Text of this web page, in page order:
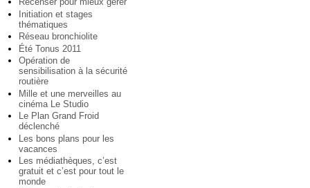
Initiation et stages
thématiques
Réseau bronchiolite
Été Tonus 2011
Opération de
sensibilisation à la sécurité
routière
Mille et une merveilles au
cinéma Le Studio
Le Plan Grand Froid
déclenché
Les bons plans pour les
vacances
Les médiathèques, c’est
gratuit et c’est pour tout le
monde